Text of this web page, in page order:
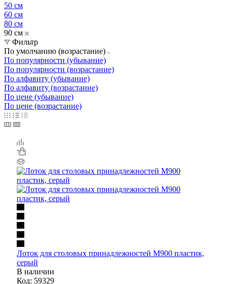
50 см
60 см
80 см
90 см
Фильтр
По умолчанию (возрастание)
По популярности (убывание)
По популярности (возрастание)
По алфавиту (убывание)
По алфавиту (возрастание)
По цене (убывание)
По цене (возрастание)
Лоток для столовых принадлежностей М900 пластик,
серый
В наличии
Код: 59329